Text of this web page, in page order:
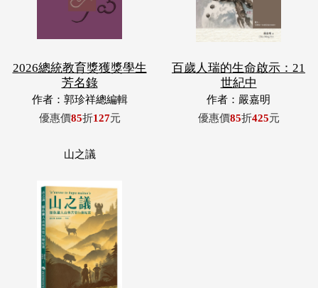
2026總統教育獎獲獎學生
芳名錄
作者：郭珍祥總編輯
優惠價85折127元
百歲人瑞的生命啟示：21
世紀中
作者：嚴嘉明
優惠價85折425元
山之議